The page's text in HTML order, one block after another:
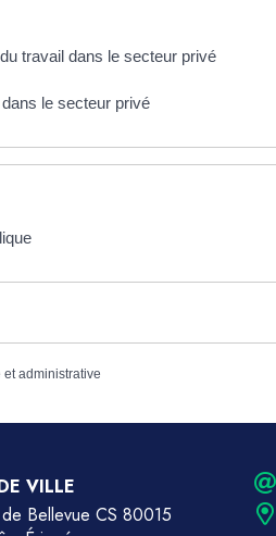
travail dans le secteur privé
le secteur privé
et administrative
VILLE
Bellevue CS 80015